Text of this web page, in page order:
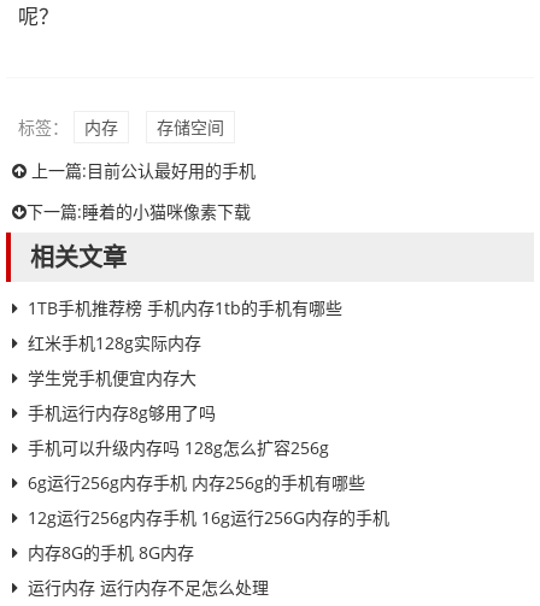
呢？
标签： 内存
存储空间
上一篇:目前公认最好用的手机
下一篇:睡着的小猫咪像素下载
相关文章
1TB手机推荐榜 手机内存1tb的手机有哪些
红米手机128g实际内存
学生党手机便宜内存大
手机运行内存8g够用了吗
手机可以升级内存吗 128g怎么扩容256g
6g运行256g内存手机 内存256g的手机有哪些
12g运行256g内存手机 16g运行256G内存的手机
内存8G的手机 8G内存
运行内存 运行内存不足怎么处理